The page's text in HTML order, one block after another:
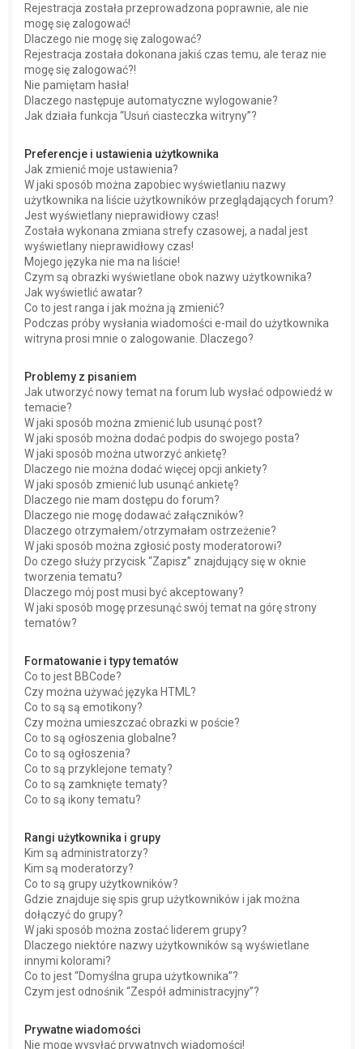
Rejestracja została przeprowadzona poprawnie, ale nie
mogę się zalogować!
Dlaczego nie mogę się zalogować?
Rejestracja została dokonana jakiś czas temu, ale teraz nie
mogę się zalogować?!
Nie pamiętam hasła!
Dlaczego następuje automatyczne wylogowanie?
Jak działa funkcja “Usuń ciasteczka witryny”?
Preferencje i ustawienia użytkownika
Jak zmienić moje ustawienia?
W jaki sposób można zapobiec wyświetlaniu nazwy
użytkownika na liście użytkowników przeglądających forum?
Jest wyświetlany nieprawidłowy czas!
Została wykonana zmiana strefy czasowej, a nadal jest
wyświetlany nieprawidłowy czas!
Mojego języka nie ma na liście!
Czym są obrazki wyświetlane obok nazwy użytkownika?
Jak wyświetlić awatar?
Co to jest ranga i jak można ją zmienić?
Podczas próby wysłania wiadomości e-mail do użytkownika
witryna prosi mnie o zalogowanie. Dlaczego?
Problemy z pisaniem
Jak utworzyć nowy temat na forum lub wysłać odpowiedź w
temacie?
W jaki sposób można zmienić lub usunąć post?
W jaki sposób można dodać podpis do swojego posta?
W jaki sposób można utworzyć ankietę?
Dlaczego nie można dodać więcej opcji ankiety?
W jaki sposób zmienić lub usunąć ankietę?
Dlaczego nie mam dostępu do forum?
Dlaczego nie mogę dodawać załączników?
Dlaczego otrzymałem/otrzymałam ostrzeżenie?
W jaki sposób można zgłosić posty moderatorowi?
Do czego służy przycisk “Zapisz” znajdujący się w oknie
tworzenia tematu?
Dlaczego mój post musi być akceptowany?
W jaki sposób mogę przesunąć swój temat na górę strony
tematów?
Formatowanie i typy tematów
Co to jest BBCode?
Czy można używać języka HTML?
Co to są są emotikony?
Czy można umieszczać obrazki w poście?
Co to są ogłoszenia globalne?
Co to są ogłoszenia?
Co to są przyklejone tematy?
Co to są zamknięte tematy?
Co to są ikony tematu?
Rangi użytkownika i grupy
Kim są administratorzy?
Kim są moderatorzy?
Co to są grupy użytkowników?
Gdzie znajduje się spis grup użytkowników i jak można
dołączyć do grupy?
W jaki sposób można zostać liderem grupy?
Dlaczego niektóre nazwy użytkowników są wyświetlane
innymi kolorami?
Co to jest “Domyślna grupa użytkownika”?
Czym jest odnośnik “Zespół administracyjny”?
Prywatne wiadomości
Nie mogę wysyłać prywatnych wiadomości!